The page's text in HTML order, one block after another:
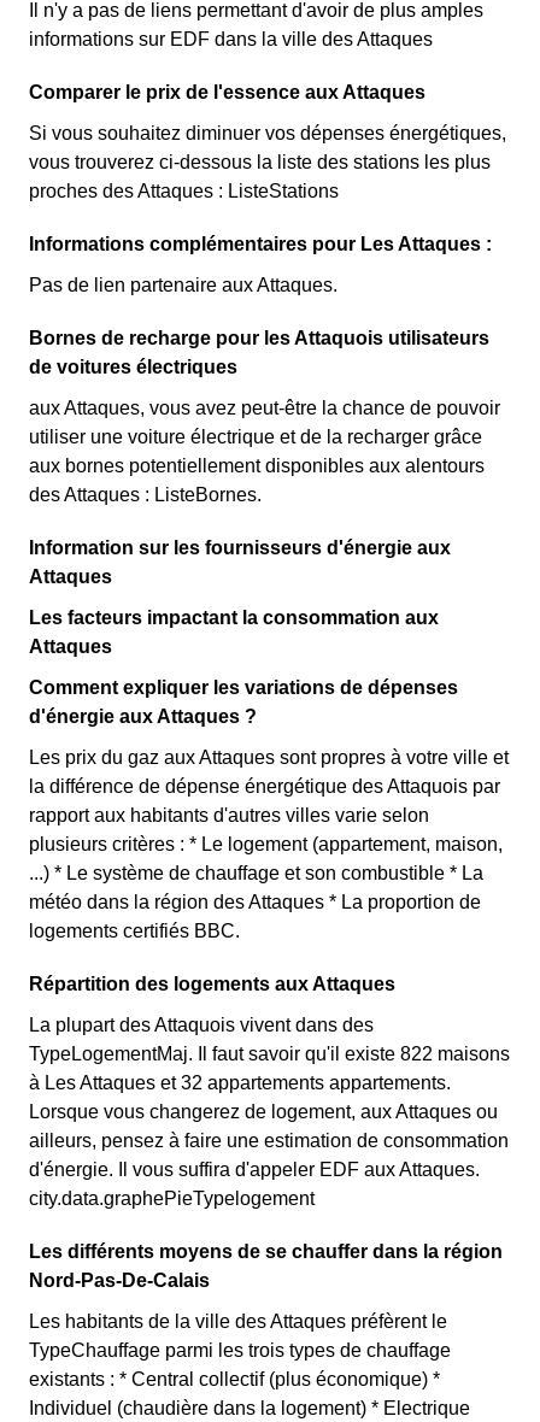
Il n'y a pas de liens permettant d'avoir de plus amples
informations sur EDF dans la ville des Attaques
Comparer le prix de l'essence aux Attaques
Si vous souhaitez diminuer vos dépenses énergétiques,
vous trouverez ci-dessous la liste des stations les plus
proches des Attaques : ListeStations
Informations complémentaires pour Les Attaques :
Pas de lien partenaire aux Attaques.
Bornes de recharge pour les Attaquois utilisateurs
de voitures électriques
aux Attaques, vous avez peut-être la chance de pouvoir
utiliser une voiture électrique et de la recharger grâce
aux bornes potentiellement disponibles aux alentours
des Attaques : ListeBornes.
Information sur les fournisseurs d'énergie aux
Attaques
Les facteurs impactant la consommation aux
Attaques
Comment expliquer les variations de dépenses
d'énergie aux Attaques ?
Les prix du gaz aux Attaques sont propres à votre ville et
la différence de dépense énergétique des Attaquois par
rapport aux habitants d'autres villes varie selon
plusieurs critères : * Le logement (appartement, maison,
...) * Le système de chauffage et son combustible * La
météo dans la région des Attaques * La proportion de
logements certifiés BBC.
Répartition des logements aux Attaques
La plupart des Attaquois vivent dans des
TypeLogementMaj. Il faut savoir qu'il existe 822 maisons
à Les Attaques et 32 appartements appartements.
Lorsque vous changerez de logement, aux Attaques ou
ailleurs, pensez à faire une estimation de consommation
d'énergie. Il vous suffira d'appeler EDF aux Attaques.
city.data.graphePieTypelogement
Les différents moyens de se chauffer dans la région
Nord-Pas-De-Calais
Les habitants de la ville des Attaques préfèrent le
TypeChauffage parmi les trois types de chauffage
existants : * Central collectif (plus économique) *
Individuel (chaudière dans la logement) * Electrique